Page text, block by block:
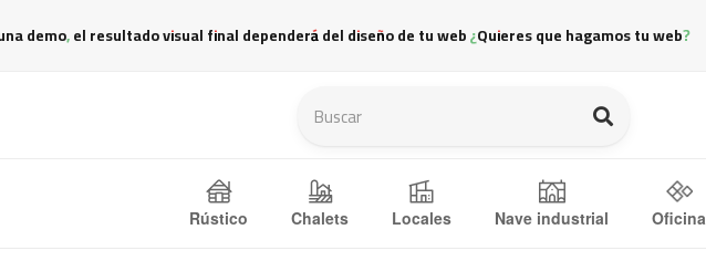
demo, el resultado visual final dependerá del diseño de tu web ¿Quieres que hagamos tu web?
Rústico Chalets Locales Nave industrial Oficina